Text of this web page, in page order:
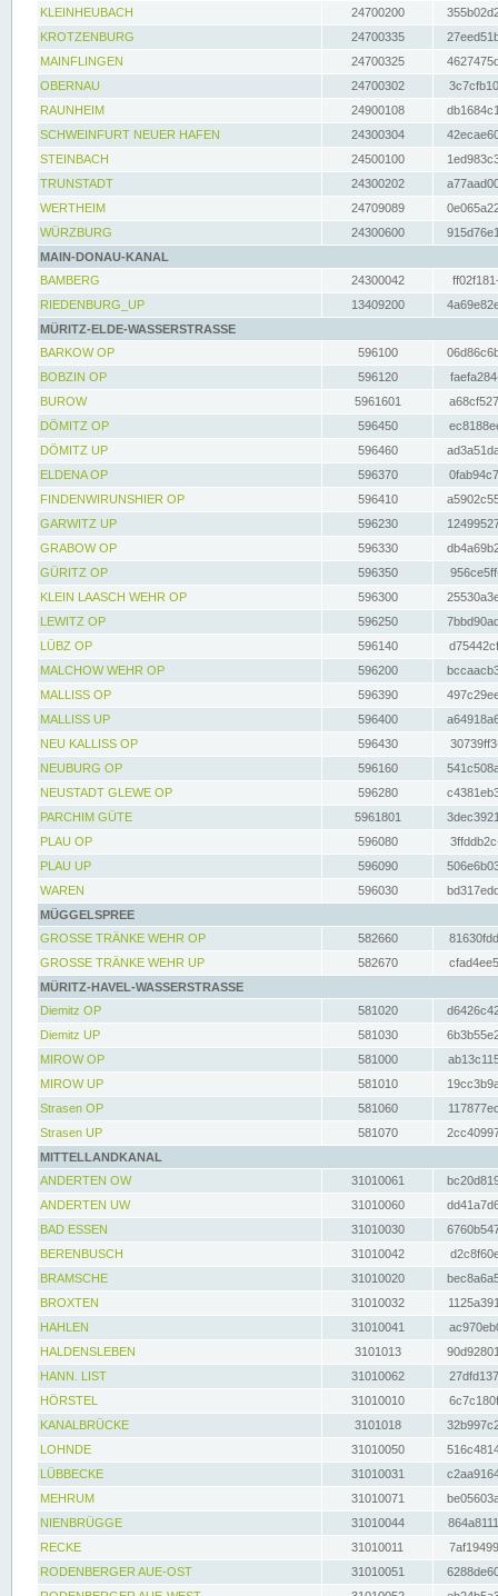
KLEINHEUBACH 24700200
KROTZENBURG
24700335
MAINFLINGEN
24700325
OBERNAU
24700302
RAUNHEIM
24900108
SCHWEINFURT NEUER HAFEN
24300304
STEINBACH
24500100
TRUNSTADT
24300202
WERTHEIM
24709089
WÜRZBURG
24300600
MAIN-DONAU-KANAL
BAMBERG
24300042
RIEDENBURG_UP
13409200
MÜRITZ-ELDE-WASSERSTRASSE
BARKOW OP
596100
BOBZIN OP
596120
BUROW
5961601
DÖMITZ OP
596450
DÖMITZ UP
596460
ELDENA OP
596370
FINDENWIRUNSHIER OP
596410
GARWITZ UP
596230
GRABOW OP
596330
GÜRITZ OP
596350
KLEIN LAASCH WEHR OP
596300
LEWITZ OP
596250
LÜBZ OP
596140
MALCHOW WEHR OP
596200
MALLISS OP
596390
MALLISS UP
596400
NEU KALLISS OP
596430
NEUBURG OP
596160
NEUSTADT GLEWE OP
596280
PARCHIM GÜTE
5961801
PLAU OP
596080
PLAU UP
596090
WAREN
596030
MÜGGELSPREE
GROSSE TRÄNKE WEHR OP
582660
GROSSE TRÄNKE WEHR UP
582670
MÜRITZ-HAVEL-WASSERSTRASSE
Diemitz OP
581020
Diemitz UP
581030
MIROW OP
581000
MIROW UP
581010
Strasen OP
581060
Strasen UP
581070
MITTELLANDKANAL
ANDERTEN OW
31010061
ANDERTEN UW
31010060
BAD ESSEN
31010030
BERENBUSCH
31010042
BRAMSCHE
31010020
BROXTEN
31010032
HAHLEN
31010041
HALDENSLEBEN
3101013
HANN. LIST
31010062
HÖRSTEL
31010010
KANALBRÜCKE
3101018
LOHNDE
31010050
LÜBBECKE
31010031
MEHRUM
31010071
NIENBRÜGGE
31010044
RECKE
31010011
RODENBERGER AUE-OST
31010051